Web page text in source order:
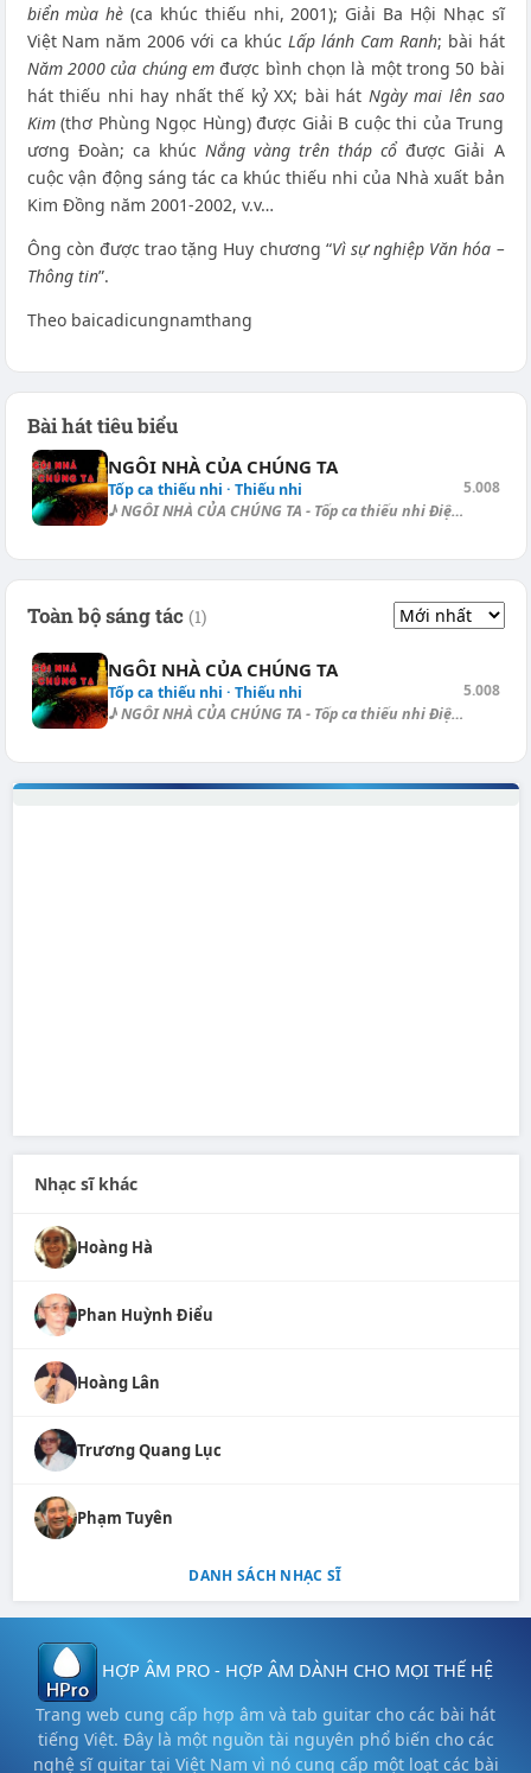
biển mùa hè (ca khúc thiếu nhi, 2001); Giải Ba Hội Nhạc sĩ
Việt Nam năm 2006 với ca khúc Lấp lánh Cam Ranh; bài hát
Năm 2000 của chúng emđược bình chọn là một trong 50 bài
hát thiếu nhi hay nhất thế kỷ XX; bài hát Ngày mai lên sao
Kim(thơ Phùng Ngọc Hùng) được Giải B cuộc thi của Trung
ương Đoàn; ca khúc Nắng vàng trên tháp cổ được Giải A
cuộc vận động sáng tác ca khúc thiếu nhi của Nhà xuất bản
Kim Đồng năm 2001-2002, v.v…
Ông còn được trao tặng Huy chương “Vì sự nghiệp Văn hóa –
Thông tin”.
Theo baicadicungnamthang
Bài hát tiêu biểu
NGÔI NHÀ CỦA CHÚNG TA
Tốp ca thiếu nhi · Thiếu nhi
♪ NGÔI NHÀ CỦA CHÚNG TA - Tốp ca thiếu nhi Điệu: Bossa Nova Ngôi nhà [Am...
5.008
Toàn bộ sáng tác (1)
NGÔI NHÀ CỦA CHÚNG TA
Tốp ca thiếu nhi · Thiếu nhi
♪ NGÔI NHÀ CỦA CHÚNG TA - Tốp ca thiếu nhi Điệu: Bossa Nova Ngôi nhà [Am...
5.008
Nhạc sĩ khác
Hoàng Hà
Phan Huỳnh Điểu
Hoàng Lân
Trương Quang Lục
Phạm Tuyên
DANH SÁCH NHẠC SĨ
HỢP ÂM PRO - HỢP ÂM DÀNH CHO MỌI THẾ HỆ
Trang web cung cấp hợp âm và tab guitar cho các bài hát
tiếng Việt. Đây là một nguồn tài nguyên phổ biến cho các
nghệ sĩ guitar tại Việt Nam vì nó cung cấp một loạt các bài